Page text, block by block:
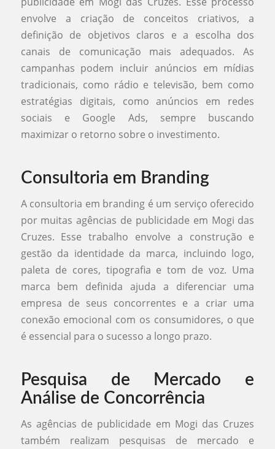
envolve a criação de conceitos criativos, a
definição de objetivos claros e a escolha dos
canais de comunicação mais adequados. As
campanhas podem incluir anúncios em mídias
tradicionais, como rádio e televisão, bem como
estratégias digitais, como anúncios em redes
sociais e Google Ads, sempre buscando
maximizar o retorno sobre o investimento.
Consultoria em Branding
A consultoria em branding é um serviço oferecido
por muitas agências de publicidade em Mogi das
Cruzes. Esse trabalho envolve a construção e
gestão da identidade da marca, incluindo logo,
paleta de cores, tipografia e tom de voz. Uma
marca bem definida ajuda a diferenciar uma
empresa de seus concorrentes e a criar uma
conexão emocional com os consumidores, o que
é essencial para o sucesso a longo prazo.
Pesquisa de Mercado e
Análise de Concorrência
As agências de publicidade em Mogi das Cruzes
também realizam pesquisas de mercado e